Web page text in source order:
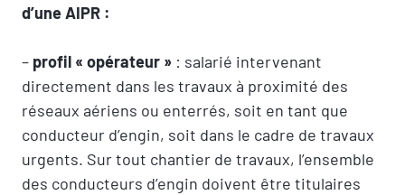
d’une AIPR :
– profil « opérateur » : salarié intervenant
directement dans les travaux à proximité des
réseaux aériens ou enterrés, soit en tant que
conducteur d’engin, soit dans le cadre de travaux
urgents. Sur tout chantier de travaux, l’ensemble
des conducteurs d’engin doivent être titulaires